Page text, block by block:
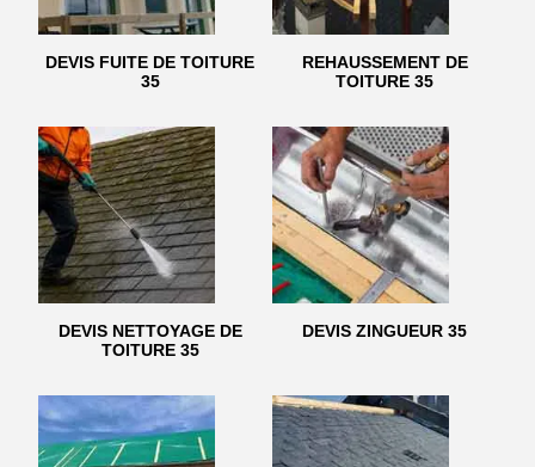
DEVIS FUITE DE TOITURE
35
REHAUSSEMENT DE
TOITURE 35
DEVIS NETTOYAGE DE
TOITURE 35
DEVIS ZINGUEUR 35